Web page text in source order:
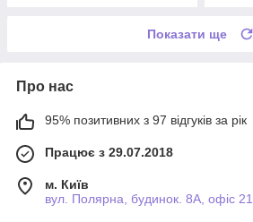
Показати ще
Про нас
95% позитивних з 97 відгуків за рік
Працює з 29.07.2018
м. Київ
вул. Полярна, будинок. 8А, офіс 21